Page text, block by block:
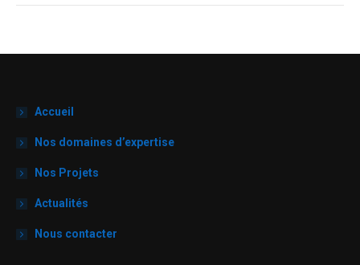
Accueil
Nos domaines d’expertise
Nos Projets
Actualités
Nous contacter